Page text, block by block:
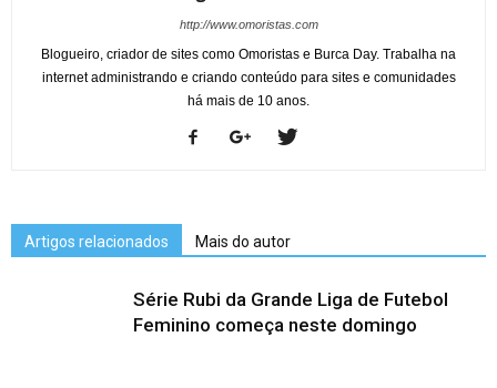
http://www.omoristas.com
Blogueiro, criador de sites como Omoristas e Burca Day. Trabalha na
internet administrando e criando conteúdo para sites e comunidades
há mais de 10 anos.
Artigos relacionados Mais do autor
Série Rubi da Grande Liga de Futebol
Feminino começa neste domingo